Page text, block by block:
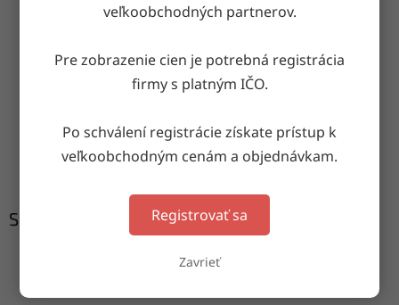
veľkoobchodných partnerov.
Pre zobrazenie cien je potrebná registrácia
firmy s platným IČO.
Po schválení registrácie získate prístup k
veľkoobchodným cenám a objednávkam.
Registrovať sa
Zavrieť
Doručenie do druhého dňa
na akúkoľvek adresu
Garancia doručenia
nepoškodeného tovaru
Súvisiaci tovar